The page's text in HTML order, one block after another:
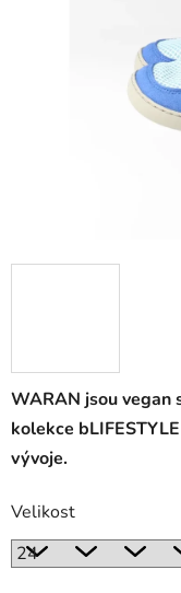
WARAN jsou vegan
kolekce
vývoje.
Velikost